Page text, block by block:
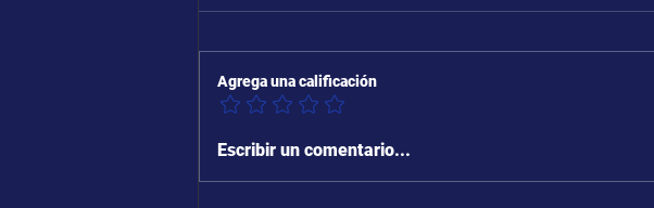
Agrega una calificación
Escribir un comentario...